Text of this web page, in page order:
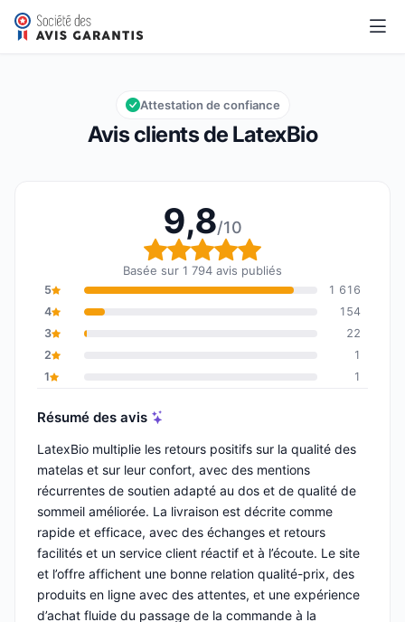
LatexBio
Note globale : 9,8 sur 10
9,8/10
Avis clients de LatexBio
Attestation de confiance
9,8/10
Note globale : 9,8 sur
Basée sur 1 794 avis publiés
5
1 616
4
154
3
22
2
1
1
1
Résumé des avis
LatexBio multiplie les retours positifs sur la qualité des
matelas et sur leur confort, avec des mentions
récurrentes de soutien adapté au dos et de qualité de
sommeil améliorée. La livraison est décrite comme
rapide et efficace, avec des échanges et retours
facilités et un service client réactif et à l’écoute. Le site
et l’offre affichent une bonne relation qualité-prix, des
produits en ligne avec des attentes, et une expérience
d’achat fluide du passage de la commande à la